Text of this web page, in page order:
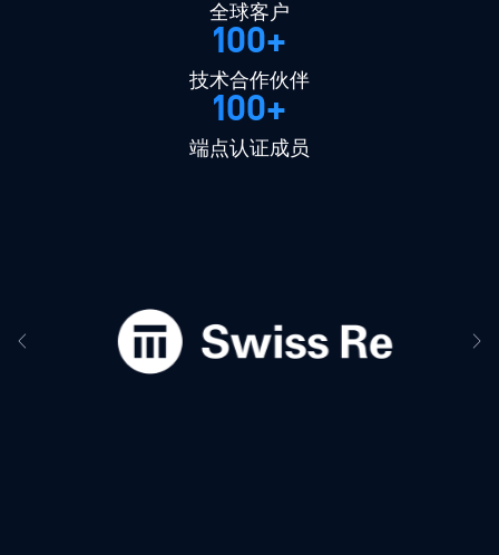
全球客户
100+
技术合作伙伴
100+
端点认证成员